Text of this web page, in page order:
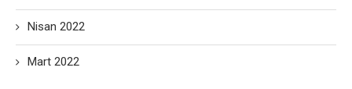
Nisan 2022
Mart 2022